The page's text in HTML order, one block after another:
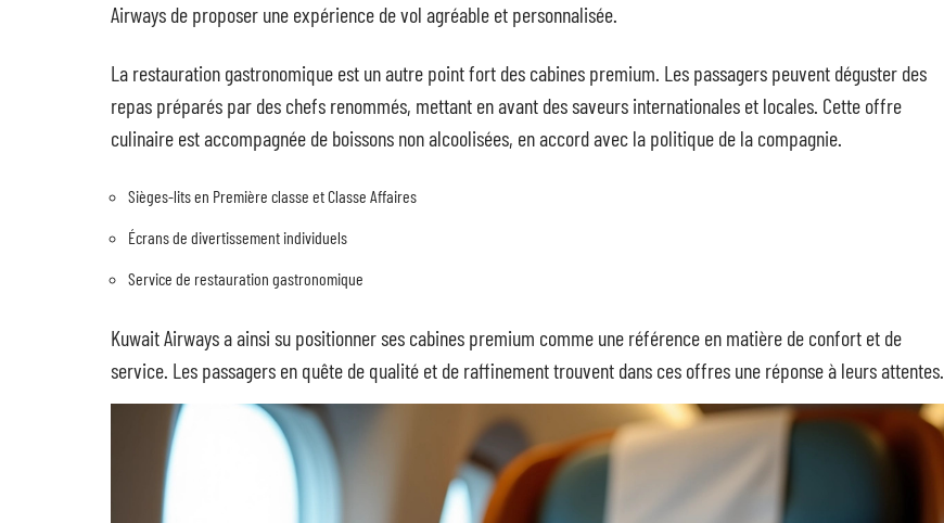
Airways de proposer une expérience de vol agréable et personnalisée.
La restauration gastronomique est un autre point fort des cabines premium. Les passagers peuvent déguster des
repas préparés par des chefs renommés, mettant en avant des saveurs internationales et locales. Cette offre
culinaire est accompagnée de boissons non alcoolisées, en accord avec la politique de la compagnie.
Sièges-lits en Première classe et Classe Affaires
Écrans de divertissement individuels
Service de restauration gastronomique
Kuwait Airways a ainsi su positionner ses cabines premium comme une référence en matière de confort et de
service. Les passagers en quête de qualité et de raffinement trouvent dans ces offres une réponse à leurs attentes.